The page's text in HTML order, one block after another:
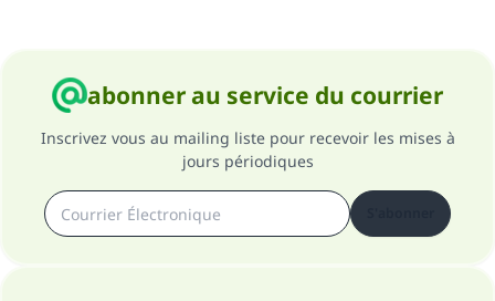
abonner au service du courrier
Inscrivez vous au mailing liste pour recevoir les mises à
jours périodiques